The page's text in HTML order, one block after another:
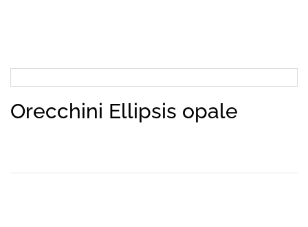
Orecchini Ellipsis opale